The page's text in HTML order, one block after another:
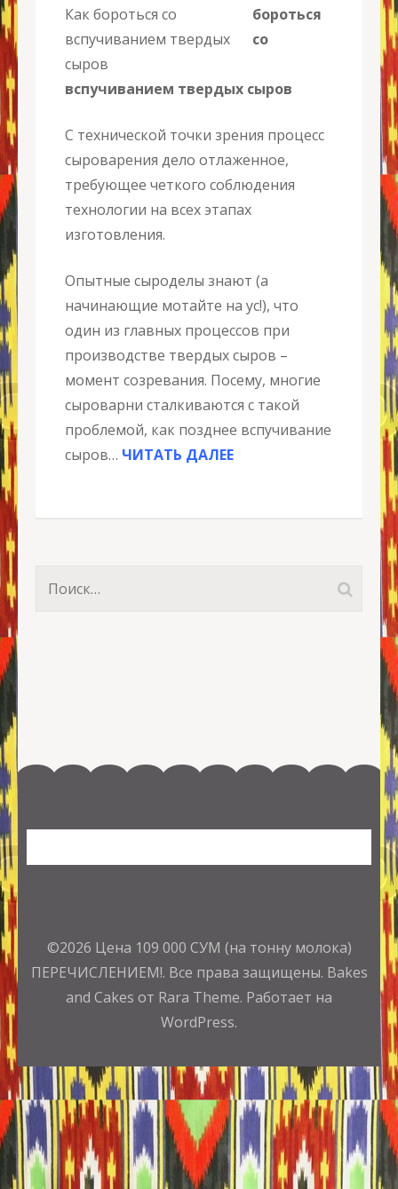
бороться
со
вспучиванием твердых сыров
С технической точки зрения процесс
сыроварения дело отлаженное,
требующее четкого соблюдения
технологии на всех этапах
изготовления.
Опытные сыроделы знают (а
начинающие мотайте на ус!), что
один из главных процессов при
производстве твердых сыров –
момент созревания. Посему, многие
сыроварни сталкиваются с такой
проблемой, как позднее вспучивание
сыров… ЧИТАТЬ ДАЛЕЕ
Найти:
©2026 Цена 109 000 СУМ (на тонну молока)
ПЕРЕЧИСЛЕНИЕМ!. Все права защищены. Bakes
and Cakes от Rara Theme. Работает на
WordPress.